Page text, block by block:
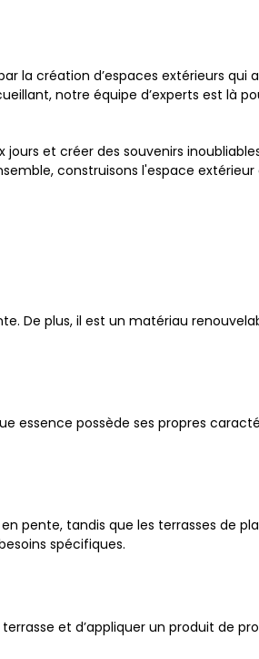
la création d’espaces extérieurs qui
notre équipe d’experts est là
et créer des souvenirs
construisons l'espace extérieur
De plus, il est un matériau
essence possède ses propres
pente, tandis que les terrasses de
spécifiques.
et d’appliquer un produit de